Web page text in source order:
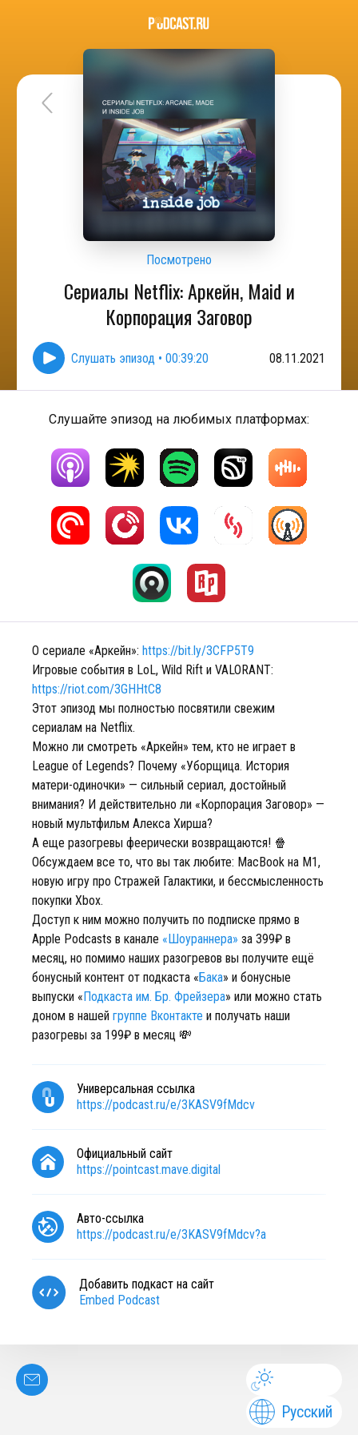
Посмотрено
Сериалы Netflix: Аркейн, Maid и
Корпорация Заговор
Слушать эпизод • 00:39:20 08.11.2021
Слушайте эпизод на любимых платформах:
О сериале «Аркейн»: https://bit.ly/3CFP5T9
Игровые события в LoL, Wild Rift и VALORANT:
https://riot.com/3GHHtC8
Этот эпизод мы полностью посвятили свежим
сериалам на Netflix.
Можно ли смотреть «Аркейн» тем, кто не играет в
League of Legends? Почему «Уборщица. История
матери-одиночки» — сильный сериал, достойный
внимания? И действительно ли «Корпорация Заговор» —
новый мультфильм Алекса Хирша?
А еще разогревы феерически возвращаются! 🍿
Обсуждаем все то, что вы так любите: MacBook на M1,
новую игру про Стражей Галактики, и бессмысленность
покупки Xbox.
Доступ к ним можно получить по подписке прямо в
Apple Podcasts в канале «Шоураннера» за 399₽ в
месяц, но помимо наших разогревов вы получите ещё
бонусный контент от подкаста «Бака» и бонусные
выпуски «Подкаста им. Бр. Фрейзера» или можно стать
доном в нашей группе Вконтакте и получать наши
разогревы за 199₽ в месяц 💸
Универсальная ссылка
https://podcast.ru/e/3KASV9fMdcv
Официальный сайт
https://pointcast.mave.digital
Авто-ссылка
https://podcast.ru/e/3KASV9fMdcv?a
Добавить подкаст на сайт
Embed Podcast
Русский